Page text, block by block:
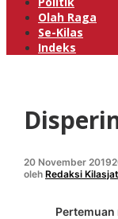
Olah Raga
Se-Kilas
Indeks
20 November 2019
oleh Redaksi
Pertemuan